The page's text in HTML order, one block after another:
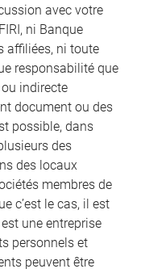
avec votre
ni Banque
affiliées, ni toute
responsabilité que
indirecte
document ou des
possible, dans
des
des locaux
membres de
c’est le cas, il est
une entreprise
personnels et
peuvent être